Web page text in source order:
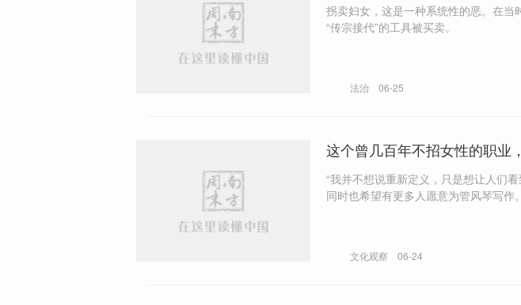
拐卖妇女，这是一种系统性的恶。在当
“传宗接代”的工具被买卖。
法治 06-25
这个曾几百年不招女性的职业
“我并不想说重新定义，只是想让人们看
同时也希望有更多人愿意为管风琴写作
文化观察 06-24